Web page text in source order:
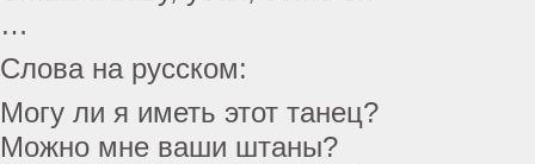
…
Слова на русском:
Могу ли я иметь этот танец?
Можно мне ваши штаны?